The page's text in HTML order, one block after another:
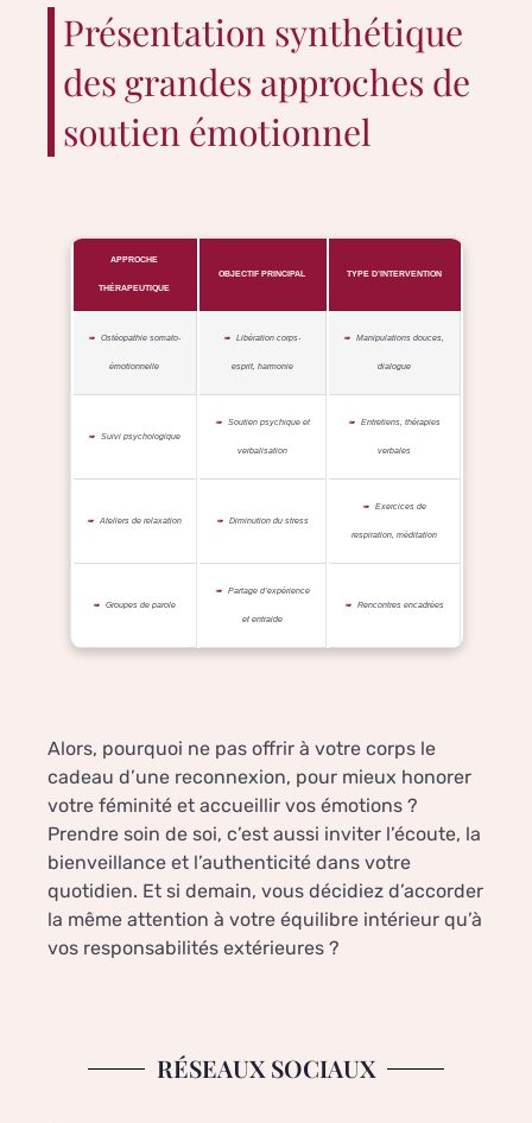
Présentation synthétique
des grandes approches de
soutien émotionnel
APPROCHE
THÉRAPEUTIQUE
OBJECTIF PRINCIPAL TYPE D’INTERVENTION
Ostéopathie somato-
émotionnelle
Libération corps-
esprit, harmonie
Manipulations douces,
dialogue
Suivi psychologique
Soutien psychique et
verbalisation
Entretiens, thérapies
verbales
Ateliers de relaxation Diminution du stress
Exercices de
respiration, méditation
Groupes de parole
Partage d’expérience
et entraide
Rencontres encadrées
Alors, pourquoi ne pas offrir à votre corps le
cadeau d’une reconnexion, pour mieux honorer
votre féminité et accueillir vos émotions ?
Prendre soin de soi, c’est aussi inviter l’écoute, la
bienveillance et l’authenticité dans votre
quotidien. Et si demain, vous décidiez d’accorder
la même attention à votre équilibre intérieur qu’à
vos responsabilités extérieures ?
RÉSEAUX SOCIAUX